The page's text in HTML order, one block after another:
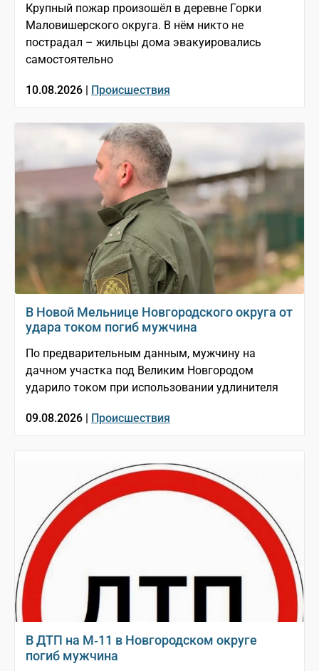
Крупный пожар произошёл в деревне Горки
Маловишерского округа. В нём никто не
пострадал – жильцы дома эвакуировались
самостоятельно
10.08.2026 | Происшествия
В Новой Мельнице Новгородского округа от
удара током погиб мужчина
По предварительным данным, мужчину на
дачном участка под Великим Новгородом
ударило током при использовании удлинителя
09.08.2026 | Происшествия
В ДТП на М‑11 в Новгородском округе
погиб мужчина